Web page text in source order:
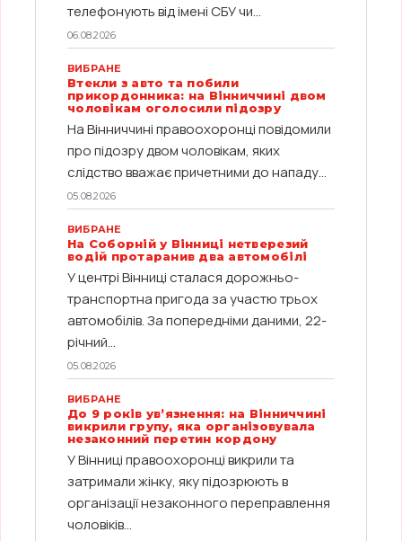
телефонують від імені СБУ чи...
06.08.2026
ВИБРАНЕ
Втекли з авто та побили
прикордонника: на Вінниччині двом
чоловікам оголосили підозру
На Вінниччині правоохоронці повідомили
про підозру двом чоловікам, яких
слідство вважає причетними до нападу...
05.08.2026
ВИБРАНЕ
На Соборній у Вінниці нетверезий
водій протаранив два автомобілі
У центрі Вінниці сталася дорожньо-
транспортна пригода за участю трьох
автомобілів. За попередніми даними, 22-
річний...
05.08.2026
ВИБРАНЕ
До 9 років ув’язнення: на Вінниччині
викрили групу, яка організовувала
незаконний перетин кордону
У Вінниці правоохоронці викрили та
затримали жінку, яку підозрюють в
організації незаконного переправлення
чоловіків...